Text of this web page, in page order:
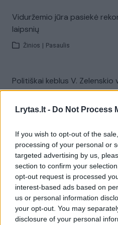
Lrytas.lt - Do Not Process
If you wish to opt-out of the
processing of your personal or
targeted advertising by us,
section to confirm your
opt-out request is processed
interest-based ads based on
us or personal information
your opt-out. You may
disclosure of your personal
Viduržemio jūra pasiekė
laipsnių
Žinios Pasaulis
Politiškai keblus V. Zelenskio
stiprinti ryšius su Ukraina
Žinios | Pasaulis
Visi
Žiūrimiausi